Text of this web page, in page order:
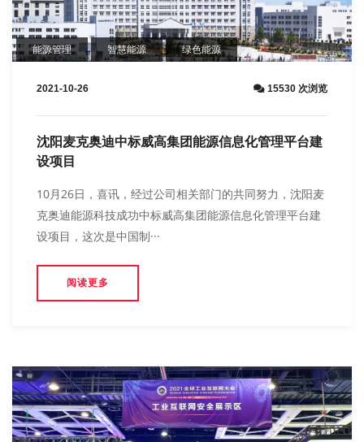
能源管理 智慧能源 绿色能源
2021-10-26 15530 次浏览
沈阳麦克奥迪中标威高集团能源信息化管理平台建
设项目
10月26日，喜讯，经过公司相关部门的共同努力，沈阳麦
克奥迪能源科技成功中标威高集团能源信息化管理平台建
设项目，这次是中国制···
阅读更多